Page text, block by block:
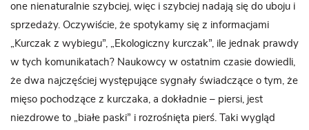
one nienaturalnie szybciej, więc i szybciej nadają się do uboju i
sprzedaży. Oczywiście, że spotykamy się z informacjami
„Kurczak z wybiegu”, „Ekologiczny kurczak”, ile jednak prawdy
w tych komunikatach? Naukowcy w ostatnim czasie dowiedli,
że dwa najczęściej występujące sygnały świadczące o tym, że
mięso pochodzące z kurczaka, a dokładnie – piersi, jest
niezdrowe to „białe paski” i rozrośnięta pierś. Taki wygląd